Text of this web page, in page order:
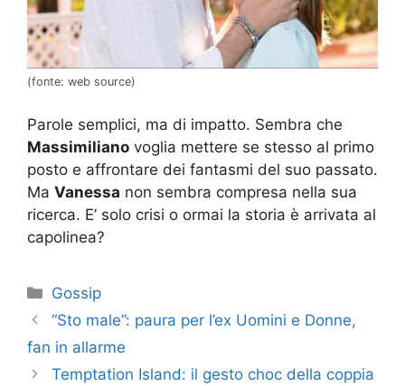
(fonte: web source)
Parole semplici, ma di impatto. Sembra che
Massimiliano voglia mettere se stesso al primo
posto e affrontare dei fantasmi del suo passato.
Ma Vanessa non sembra compresa nella sua
ricerca. E’ solo crisi o ormai la storia è arrivata al
capolinea?
Categorie
Gossip
“Sto male”: paura per l’ex Uomini e Donne,
fan in allarme
Temptation Island: il gesto choc della coppia